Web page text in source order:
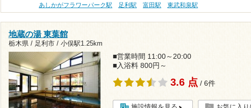
あしかがフラワーパーク駅
足利駅 富田駅 東武和泉駅
地蔵の湯 東葉館
栃木県 / 足利市 / 小俣駅1.25km
■営業時間 11:00～20:00
■入浴料 800円～
3.6 点 / 6件